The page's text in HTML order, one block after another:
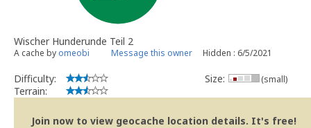
Wischer Hunderunde Teil 2
A cache by omeobi Message this owner Hidden : 6/5/2021
Difficulty:
Terrain:
Size: (small)
Join now to view geocache location details. It's free!